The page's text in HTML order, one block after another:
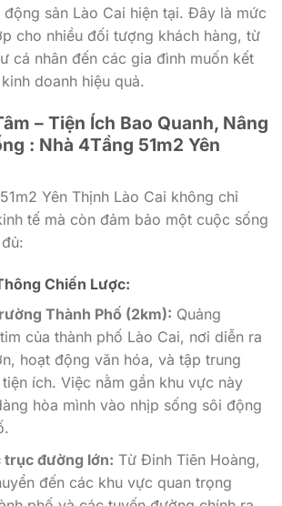
sản Lào Cai hiện tại. Đây là mức
cho nhiều đối tượng khách hàng, từ
cá nhân đến các gia đình muốn kết
doanh hiệu quả.
– Tiện Ích Bao Quanh, Nâng
: Nhà 4Tầng 51m2 Yên
Yên Thịnh Lào Cai không chỉ
tế mà còn đảm bảo một cuộc sống
Chiến Lược:
Thành Phố (2km): Quảng
của thành phố Lào Cai, nơi diễn ra
hoạt động văn hóa, và tập trung
ích. Việc nằm gần khu vực này
hòa mình vào nhịp sống sôi động
trục đường lớn: Từ Đinh Tiên Hoàng,
đến các khu vực quan trọng